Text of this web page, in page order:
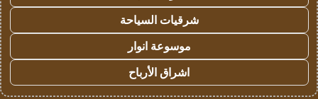
شرقيات السياحة
موسوعة انوار
اشراق الأرباح